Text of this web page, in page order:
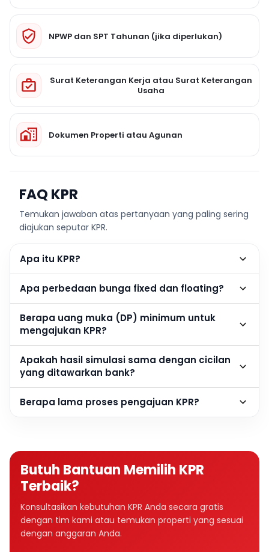
NPWP dan SPT Tahunan (jika diperlukan)
Surat Keterangan Kerja atau Surat Keterangan
Usaha
Dokumen Properti atau Agunan
FAQ KPR
Temukan jawaban atas pertanyaan yang paling sering
diajukan seputar KPR.
Apa itu KPR?
Apa perbedaan bunga fixed dan floating?
Berapa uang muka (DP) minimum untuk
mengajukan KPR?
Apakah hasil simulasi sama dengan cicilan
yang ditawarkan bank?
Berapa lama proses pengajuan KPR?
Butuh Bantuan Memilih KPR
Terbaik?
Konsultasikan kebutuhan KPR Anda secara gratis
dengan tim kami atau temukan properti yang sesuai
dengan anggaran Anda.